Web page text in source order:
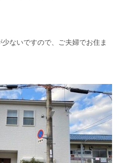
ないですので、ご夫婦でお住ま